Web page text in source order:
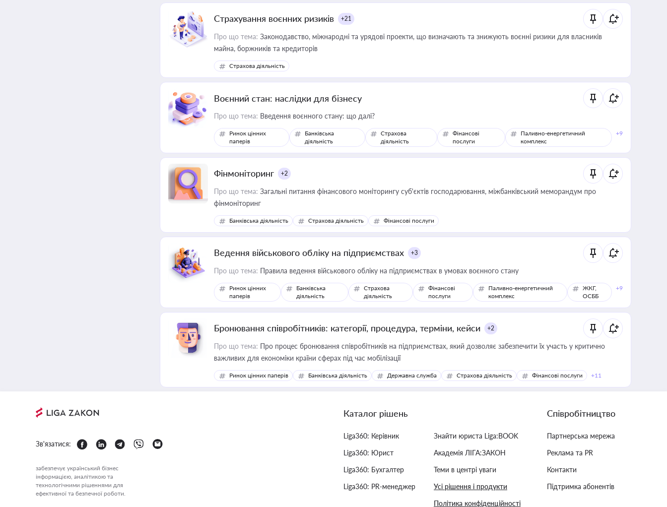
Страхування воєнних ризиків +21
Про що тема: Законодавство, міжнародні та урядові проекти, що визначають та знижують воєнні ризики для власників
майна, боржників та кредиторів
Страхова діяльність
Воєнний стан: наслідки для бізнесу
Про що тема: Введення воєнного стану: що далі?
Ринок цінних
паперів
Банківська
діяльність
Страхова
діяльність
Фінансові
послуги
Паливно-енергетичний
комплекс
+9
Фінмоніторинг +2
Про що тема: Загальні питання фінансового моніторингу суб'єктів господарювання, міжбанківський меморандум про
фінмоніторинг
Банківська діяльність Страхова діяльність Фінансові послуги
Ведення військового обліку на підприємствах +3
Про що тема: Правила ведення військового обліку на підприємствах в умовах воєнного стану
Ринок цінних
паперів
Банківська
діяльність
Страхова
діяльність
Фінансові
послуги
Паливно-енергетичний
комплекс
ЖКГ,
ОСББ
+9
Бронювання співробітників: категорії, процедура, терміни, кейси +2
Про що тема: Про процес бронювання співробітників на підприємствах, який дозволяє забезпечити їх участь у критично
важливих для економіки країни сферах під час мобілізації
Ринок цінних паперів Банківська діяльність Державна служба Страхова діяльність Фінансові послуги +11
Зв'язатися:
забезпечує український бізнес
інформацією, аналітикою та
технологічними рішеннями для
ефективної та безпечної роботи.
Каталог рішень
Liga360: Керівник
Liga360: Юрист
Liga360: Бухгалтер
Liga360: PR-менеджер
Знайти юриста Liga:BOOK
Академія ЛІГА:ЗАКОН
Теми в центрі уваги
Усі рішення і продукти
Політика конфіденційності
Співробітництво
Партнерська мережа
Реклама та PR
Контакти
Підтримка абонентів